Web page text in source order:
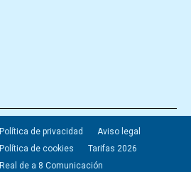
Política de privacidad
Aviso legal
Política de cookies
Tarifas 2026
Real de a 8 Comunicación